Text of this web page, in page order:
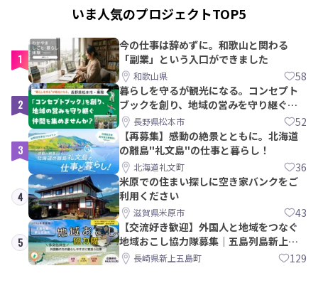
いま人気のプロジェクトTOP5
1
今の仕事は辞めずに。和歌山と関わる
「副業」という入口ができました
和歌山県 58
2
暮らしを守るが観光になる。コンセプト
ブックを創り、地域の営みを守り継ぐ仲
間を集めませんか？
長野県松本市 52
3
【再募集】感動の絶景とともに。北海道
の離島"礼文島"の仕事と暮らし！
北海道礼文町 36
4
米原での住まい探しに空き家バンクをご
利用ください
滋賀県米原市 43
5
【交流好き歓迎】外国人と地域をつなぐ
地域おこし協力隊募集｜五島列島新上五
島町長崎県新上五島町 129